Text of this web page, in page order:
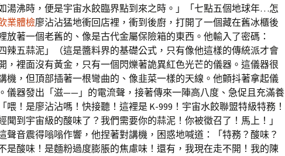
湯沸時，便是宇宙水餃臨界點到來之時。」「七點五個地球年…怎
業體檢廖沾沾猛地衝回店裡，衝到後廚，打開了一個藏在舊冰櫃後
放著一個老舊的、像是古代金屬保險箱的東西。他輸入了密碼：
辣五蒜泥」（這是醬料界的基礎公式，只有像他這樣的傳統派才會
，裡面沒有黃金，只有一個閃爍著詭異紅色光芒的儀器。這儀器很
機，但頂部插著一根彎曲的、像韭菜一樣的天線。他顫抖著拿起儀
儀器發出「滋——」的電流聲，接著傳來一陣高八度、急促且充滿養
喂！是廖沾沾嗎！快接聽！這裡是 K-999！宇宙水餃聯盟特級特務！
聞到宇宙級的酸味了？我們需要你的蒜泥！你被徵召了！馬上！」
聲音震得嗡嗡作響，他捏著對講機，困惑地喊道：「特務？酸味？
是酸味！是麵粉過度膨脹的焦慮味！還有，我現在走不開！我的陳